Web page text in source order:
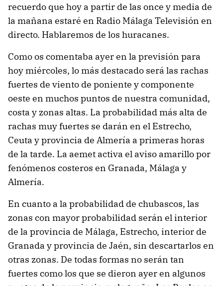
recuerdo que hoy a partir de las once y media de
la mañana estaré en Radio Málaga Televisión en
directo. Hablaremos de los huracanes.
Como os comentaba ayer en la previsión para
hoy miércoles, lo más destacado será las rachas
fuertes de viento de poniente y componente
oeste en muchos puntos de nuestra comunidad,
costa y zonas altas. La probabilidad más alta de
rachas muy fuertes se darán en el Estrecho,
Ceuta y provincia de Almería a primeras horas
de la tarde. La aemet activa el aviso amarillo por
fenómenos costeros en Granada, Málaga y
Almería.
En cuanto a la probabilidad de chubascos, las
zonas con mayor probabilidad serán el interior
de la provincia de Málaga, Estrecho, interior de
Granada y provincia de Jaén, sin descartarlos en
otras zonas. De todas formas no serán tan
fuertes como los que se dieron ayer en algunos